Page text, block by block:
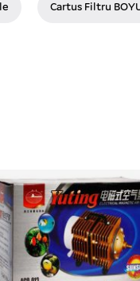
Cartus Filtru